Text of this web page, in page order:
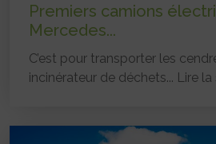
Premiers camions
Mercedes...
C’est pour transporter les
incinérateur de déchets... Lire la